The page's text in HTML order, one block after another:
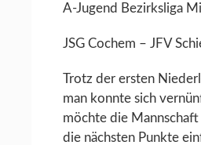
A-Jugend Bezirksliga
JSG Cochem – JFV
Trotz der ersten
man konnte sich
möchte die
die nächsten Punkte